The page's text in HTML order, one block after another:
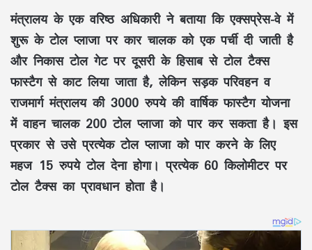
मंत्रालय के एक वरिष्ठ अधिकारी ने बताया कि एक्सप्रेस-वे में
शुरू के टोल प्लाजा पर कार चालक को एक पर्ची दी जाती है
और निकास टोल गेट पर दूसरी के हिसाब से टोल टैक्स
फास्टैग से काट लिया जाता है, लेकिन सड़क परिवहन व
राजमार्ग मंत्रालय की 3000 रुपये की वार्षिक फास्टैग योजना
में वाहन चालक 200 टोल प्लाजा को पार कर सकता है। इस
प्रकार से उसे प्रत्येक टोल प्लाजा को पार करने के लिए
महज 15 रुपये टोल देना होगा। प्रत्येक 60 किलोमीटर पर
टोल टैक्स का प्रावधान होता है।